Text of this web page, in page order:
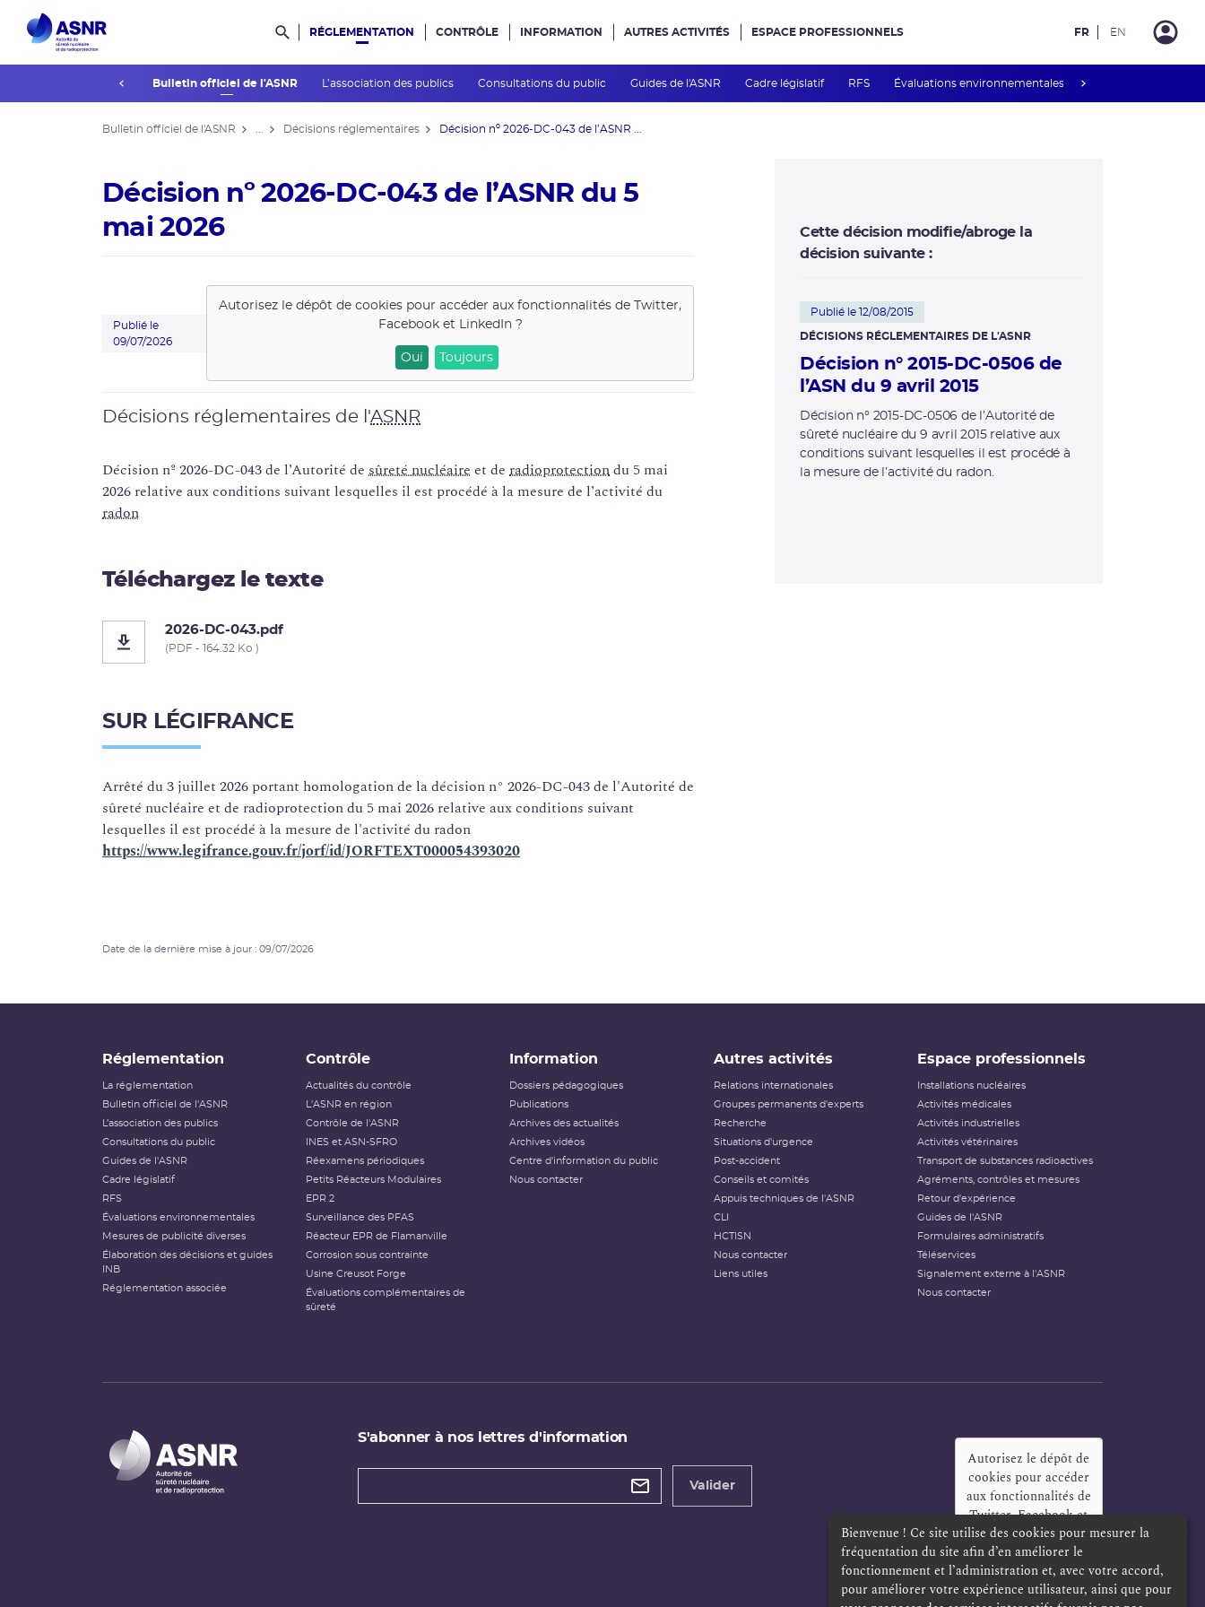
Rechercher dans le site
RÉGLEMENTATION
La réglementation Bulletin officiel de l'ASNR L’association des publics Consultations du public Guides de l'ASNR Cadre législatif RFS Évaluations environnementales
CONTRÔLE INFORMATION AUTRES ACTIVITÉS ESPACE PROFESSIONNELS FR EN
Bulletin officiel de l'ASNR Décisions réglementaires Décision nº 2026-DC-043 de l’ASNR ...
Décision nº 2026-DC-043 de l’ASNR du 5
mai 2026
Publié le
09/07/2026
Autorisez le dépôt de cookies pour accéder aux fonctionnalités de
Twitter,
Facebook et LinkedIn?
Oui Toujours
Décisions réglementaires de l'ASNR
Décision nº 2026-DC-043 de l’Autorité de sûreté nucléaire et de radioprotectiondu 5 mai
2026 relative aux conditions suivant lesquelles il est procédé à la mesure de l’activité du
radon
Téléchargez le texte
2026-DC-043.pdf
(PDF - 164.32 Ko )
SUR LÉGIFRANCE
Arrêté du 3 juillet 2026 portant homologation de la décision n° 2026-DC-043 de l'Autorité de
sûreté nucléaire et de radioprotection du 5 mai 2026 relative aux conditions suivant
lesquelles il est procédé à la mesure de l'activité du radon
https://www.legifrance.gouv.fr/jorf/id/JORFTEXT000054393020
Date de la dernière mise à jour : 09/07/2026
Cette décision modifie/abroge la
décision suivante :
Publié le 12/08/2015
DÉCISIONS RÉGLEMENTAIRES DE L'ASNR
Décision n° 2015-DC-0506 de
l’ASN du 9 avril 2015
Décision n° 2015-DC-0506 de l’Autorité de
sûreté nucléaire du 9 avril 2015 relative aux
conditions suivant lesquelles il est procédé à
la mesure de l’activité du radon.
Réglementation
La réglementation
Bulletin officiel de l'ASNR
L’association des publics
Consultations du public
Guides de l'ASNR
Cadre législatif
RFS
Évaluations environnementales
Mesures de publicité diverses
Élaboration des décisions et guides
INB
Réglementation associée
Contrôle
Actualités du contrôle
L'ASNR en région
Contrôle de l'ASNR
INES et ASN-SFRO
Réexamens périodiques
Petits Réacteurs Modulaires
EPR 2
Surveillance des PFAS
Réacteur EPR de Flamanville
Corrosion sous contrainte
Usine Creusot Forge
Évaluations complémentaires de
sûreté
Information
Dossiers pédagogiques
Publications
Archives des actualités
Archives vidéos
Centre d'information du public
Nous contacter
Autres activités
Relations internationales
Groupes permanents d'experts
Recherche
Situations d'urgence
Post-accident
Conseils et comités
Appuis techniques de l'ASNR
CLI
HCTISN
Nous contacter
Liens utiles
Espace professionnels
Installations nucléaires
Activités médicales
Activités industrielles
Activités vétérinaires
Transport de substances radioactives
Agréments, contrôles et mesures
Retour d'expérience
Guides de l'ASNR
Formulaires administratifs
Téléservices
Signalement externe à l'ASNR
Nous contacter
S'abonner à nos lettres d'information
Types de
Valider
Autorisez le dépôt de
cookies pour accéder
aux fonctionnalités de
Twitter, Facebook et
LinkedIn?
Oui
Toujours
Bienvenue ! Ce site utilise des cookies pour mesurer la
fréquentation du site afin d’en améliorer le
fonctionnement et l’administration et, avec votre accord,
pour améliorer votre expérience utilisateur, ainsi que pour